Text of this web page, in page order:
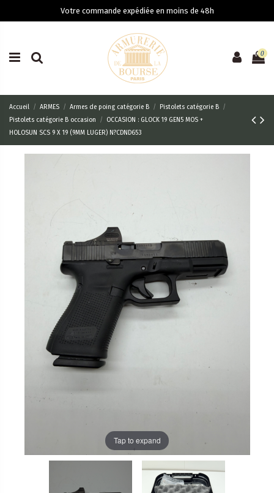
Votre commande expédiée en moins de 48h
0
Accueil ARMES Armes de poing catégorie B
Pistolets catégorie B
Pistolets catégorie B occasion
OCCASION : GLOCK 19 GEN5 MOS +
HOLOSUN SCS 9 X 19 (9MM LUGER) N?CDND653
Tap to expand